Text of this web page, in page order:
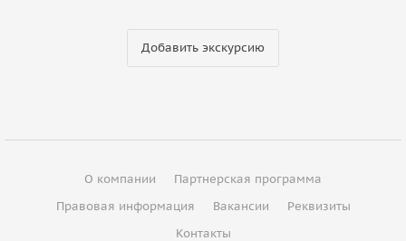
Добавить экскурсию
О компании
Партнерская программа
Правовая информация
Вакансии
Реквизиты
Контакты